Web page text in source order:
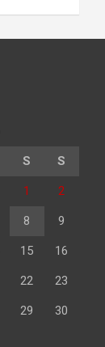
S S
1 2
8 9
15 16
22 23
29 30